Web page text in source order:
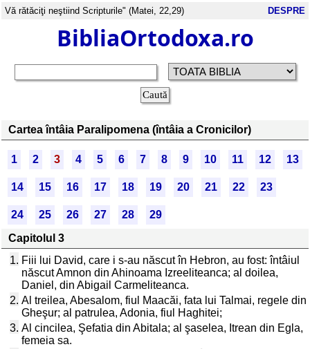
Vă rătăciţi neştiind Scripturile" (Matei, 22,29) DESPRE
BibliaOrtodoxa.ro
Cartea întâia Paralipomena (întâia a Cronicilor)
1 2 3 4 5 6 7 8 9 10 11 12 13
14 15 16 17 18 19 20 21 22 23
24 25 26 27 28
29
Capitolul 3
1. Fiii lui David, care i s-au născut în Hebron, au fost: întâiul
născut Amnon din Ahinoama Izreeliteanca; al doilea,
Daniel, din Abigail Carmeliteanca.
2. Al treilea, Abesalom, fiul Maacăi, fata lui Talmai, regele din
Gheşur; al patrulea, Adonia, fiul Haghitei;
3. Al cincilea, Şefatia din Abitala; al şaselea, Itrean din Egla,
femeia sa.